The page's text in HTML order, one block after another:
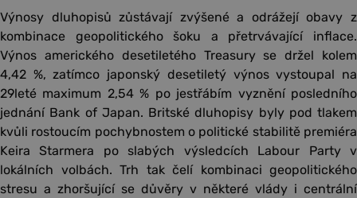
Výnosy dluhopisů zůstávají zvýšené a odrážejí obavy z
kombinace geopolitického šoku a přetrvávající inflace.
Výnos amerického desetiletého Treasury se držel kolem
4,42 %, zatímco japonský desetiletý výnos vystoupal na
29leté maximum 2,54 % po jestřábím vyznění posledního
jednání Bank of Japan. Britské dluhopisy byly pod tlakem
kvůli rostoucím pochybnostem o politické stabilitě premiéra
Keira Starmera po slabých výsledcích Labour Party v
lokálních volbách. Trh tak čelí kombinaci geopolitického
stresu a zhoršující se důvěry v některé vlády i centrální